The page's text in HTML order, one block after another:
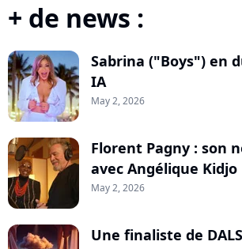
+ de news :
Sabrina ("Boys") en
IA
May 2, 2026
Florent Pagny : son
avec Angélique Kidjo
May 2, 2026
Une finaliste de